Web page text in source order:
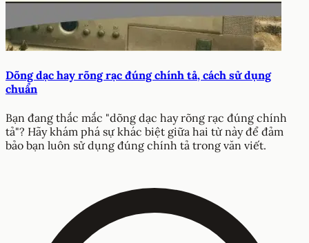
Dõng dạc hay rõng rạc đúng chính tả, cách sử dụng
chuẩn
Bạn đang thắc mắc "dõng dạc hay rõng rạc đúng chính
tả"? Hãy khám phá sự khác biệt giữa hai từ này để đảm
bảo bạn luôn sử dụng đúng chính tả trong văn viết.